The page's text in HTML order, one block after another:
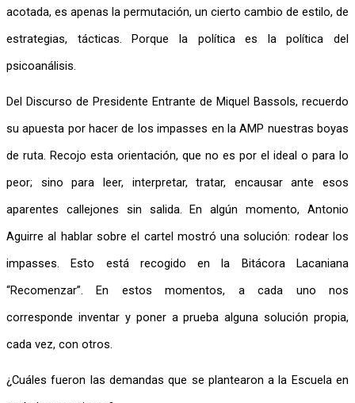
acotada, es apenas la permutación, un cierto cambio de estilo, de
estrategias, tácticas. Porque la política es la política del
psicoanálisis.
Del Discurso de Presidente Entrante de Miquel Bassols, recuerdo
su apuesta por hacer de los impasses en la AMP nuestras boyas
de ruta. Recojo esta orientación, que no es por el ideal o para lo
peor; sino para leer, interpretar, tratar, encausar ante esos
aparentes callejones sin salida. En algún momento, Antonio
Aguirre al hablar sobre el cartel mostró una solución: rodear los
impasses. Esto está recogido en la Bitácora Lacaniana
“Recomenzar”. En estos momentos, a cada uno nos
corresponde inventar y poner a prueba alguna solución propia,
cada vez, con otros.
¿Cuáles fueron las demandas que se plantearon a la Escuela en